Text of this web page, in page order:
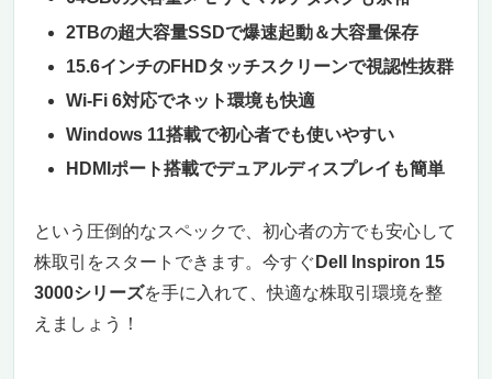
2TBの超大容量SSDで爆速起動＆大容量保存
15.6インチのFHDタッチスクリーンで視認性抜群
Wi-Fi 6対応でネット環境も快適
Windows 11搭載で初心者でも使いやすい
HDMIポート搭載でデュアルディスプレイも簡単
という圧倒的なスペックで、初心者の方でも安心して
株取引をスタートできます。今すぐ Dell Inspiron 15
3000シリーズを手に入れて、快適な株取引環境を整
えましょう！